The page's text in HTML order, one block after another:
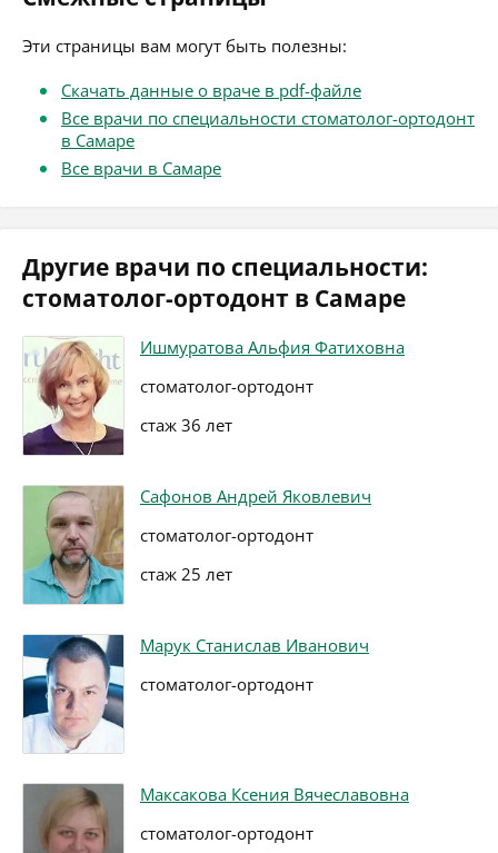
Эти страницы вам могут быть полезны:
Скачать данные о враче в pdf-файле
Все врачи по специальности стоматолог-ортодонт
в Самаре
Все врачи в Самаре
Другие врачи по специальности:
стоматолог-ортодонт в Самаре
Ишмуратова Альфия Фатиховна
стоматолог-ортодонт
стаж 36 лет
Сафонов Андрей Яковлевич
стоматолог-ортодонт
стаж 25 лет
Марук Станислав Иванович
стоматолог-ортодонт
Максакова Ксения Вячеславовна
стоматолог-ортодонт